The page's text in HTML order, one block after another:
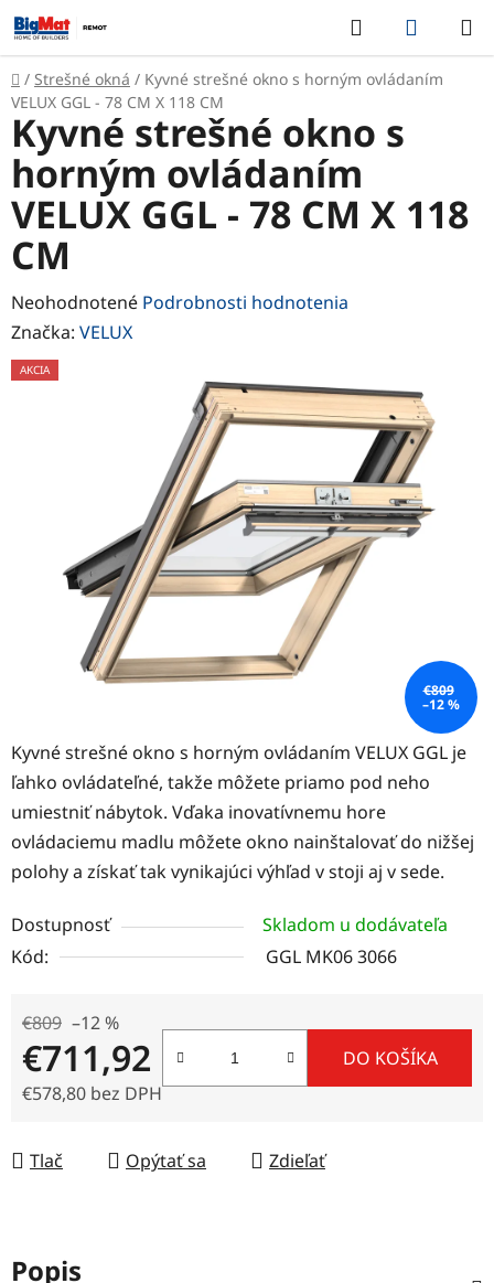
Prejsť
na
obsah
Hľadať
KOŠÍK
Domov
/ Strešné okná / Kyvné strešné okno s horným ovládaním
VELUX GGL - 78 CM X 118 CM
Kyvné strešné okno s horným ovládaním VELUX GGL je
ľahko ovládateľné, takže môžete priamo pod neho
umiestniť nábytok. Vďaka inovatívnemu hore
ovládaciemu madlu môžete okno nainštalovať do nižšej
polohy a získať tak vynikajúci výhľad v stoji aj v sede.
Dostupnosť
Skladom u dodávateľa
Kód:
GGL MK06 3066
€809 –12 %
€711,92
€578,80 bez DPH
DO KOŠÍKA
Tlač Opýtať sa Zdieľať
Kyvné strešné okno s
horným ovládaním
VELUX GGL - 78 CM X 118
CM
Priemerné
hodnotenie
produktu
Neohodnotené Podrobnosti hodnotenia
Značka: VELUX
AKCIA
€809
–12 %
Popis